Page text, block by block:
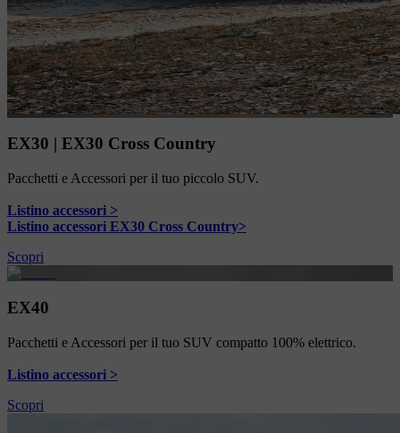
EX30 | EX30 Cross Country
Pacchetti e Accessori per il tuo piccolo SUV.
Listino accessori >
Listino accessori EX30 Cross Country>
Scopri
EX40
Pacchetti e Accessori per il tuo SUV compatto 100% elettrico.
Listino accessori >
Scopri